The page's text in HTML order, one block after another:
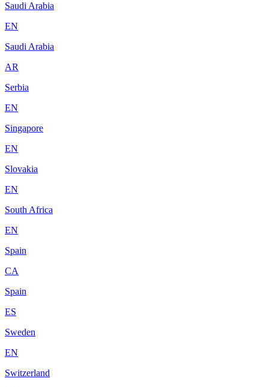
Saudi Arabia
EN
Saudi Arabia
AR
Serbia
EN
Singapore
EN
Slovakia
EN
South Africa
EN
Spain
CA
Spain
ES
Sweden
EN
Switzerland